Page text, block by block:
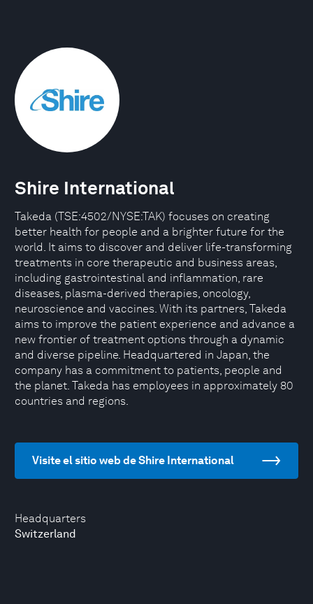
Headquarters
Switzerland
Shire International
Takeda (TSE:4502/NYSE:TAK) focuses on creating
better health for people and a brighter future for the
world. It aims to discover and deliver life-transforming
treatments in core therapeutic and business areas,
including gastrointestinal and inflammation, rare
diseases, plasma-derived therapies, oncology,
neuroscience and vaccines. With its partners, Takeda
aims to improve the patient experience and advance a
new frontier of treatment options through a dynamic
and diverse pipeline. Headquartered in Japan, the
company has a commitment to patients, people and
the planet. Takeda has employees in approximately 80
countries and regions.
Visite el sitio web de Shire International